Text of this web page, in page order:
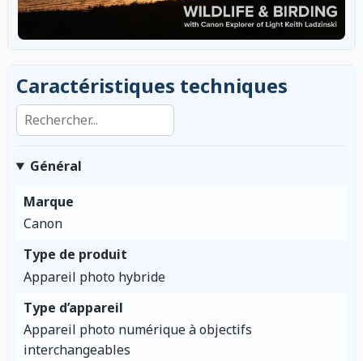
Caractéristiques techniques
Rechercher dans les caractéristiques
Général
Marque
Canon
Type de produit
Appareil photo hybride
Type d’appareil
Appareil photo numérique à objectifs
interchangeables